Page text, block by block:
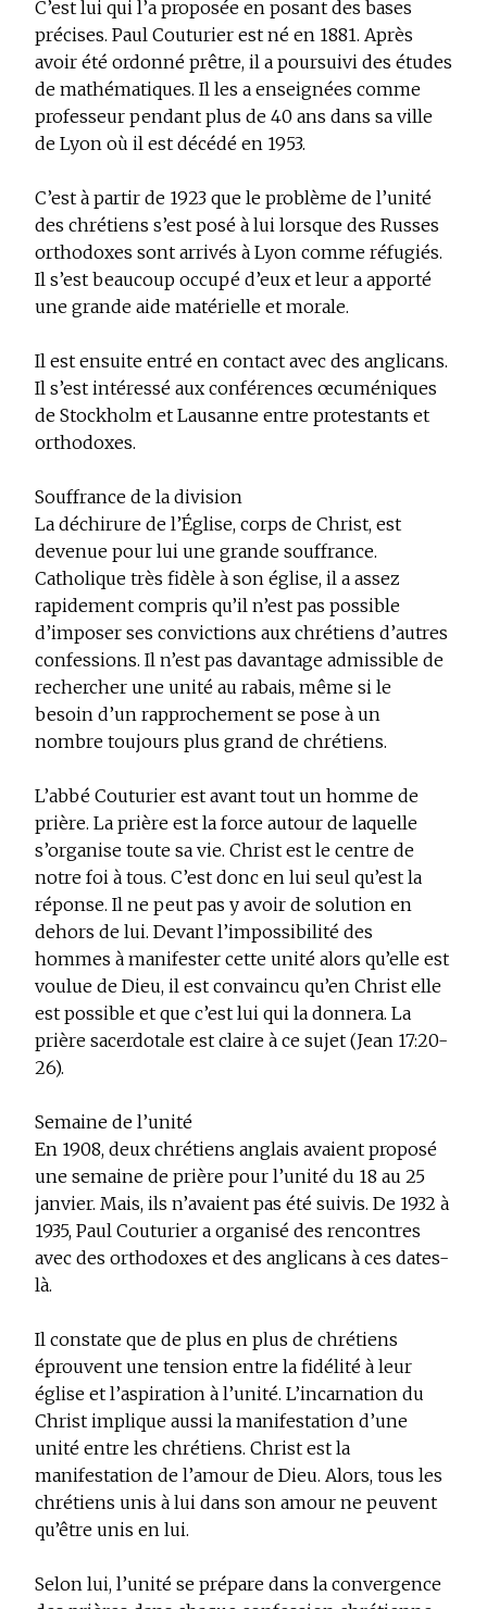
C’est lui qui l’a proposée en posant des bases
précises. Paul Couturier est né en 1881. Après
avoir été ordonné prêtre, il a poursuivi des études
de mathématiques. Il les a enseignées comme
professeur pendant plus de 40 ans dans sa ville
de Lyon où il est décédé en 1953.
C’est à partir de 1923 que le problème de l’unité
des chrétiens s’est posé à lui lorsque des Russes
orthodoxes sont arrivés à Lyon comme réfugiés.
Il s’est beaucoup occupé d’eux et leur a apporté
une grande aide matérielle et morale.
Il est ensuite entré en contact avec des anglicans.
Il s’est intéressé aux conférences œcuméniques
de Stockholm et Lausanne entre protestants et
orthodoxes.
Souffrance de la division
La déchirure de l’Église, corps de Christ, est
devenue pour lui une grande souffrance.
Catholique très fidèle à son église, il a assez
rapidement compris qu’il n’est pas possible
d’imposer ses convictions aux chrétiens d’autres
confessions. Il n’est pas davantage admissible de
rechercher une unité au rabais, même si le
besoin d’un rapprochement se pose à un
nombre toujours plus grand de chrétiens.
L’abbé Couturier est avant tout un homme de
prière. La prière est la force autour de laquelle
s’organise toute sa vie. Christ est le centre de
notre foi à tous. C’est donc en lui seul qu’est la
réponse. Il ne peut pas y avoir de solution en
dehors de lui. Devant l’impossibilité des
hommes à manifester cette unité alors qu’elle est
voulue de Dieu, il est convaincu qu’en Christ elle
est possible et que c’est lui qui la donnera. La
prière sacerdotale est claire à ce sujet (Jean 17:20-
26).
Semaine de l’unité
En 1908, deux chrétiens anglais avaient proposé
une semaine de prière pour l’unité du 18 au 25
janvier. Mais, ils n’avaient pas été suivis. De 1932 à
1935, Paul Couturier a organisé des rencontres
avec des orthodoxes et des anglicans à ces dates-
là.
Il constate que de plus en plus de chrétiens
éprouvent une tension entre la fidélité à leur
église et l’aspiration à l’unité. L’incarnation du
Christ implique aussi la manifestation d’une
unité entre les chrétiens. Christ est la
manifestation de l’amour de Dieu. Alors, tous les
chrétiens unis à lui dans son amour ne peuvent
qu’être unis en lui.
Selon lui, l’unité se prépare dans la convergence